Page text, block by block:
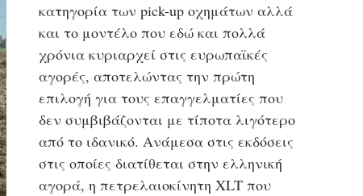
κατηγορία των pick-up οχημάτων αλλά
και το μοντέλο που εδώ και πολλά
χρόνια κυριαρχεί στις ευρωπαϊκές
αγορές, αποτελώντας την πρώτη
επιλογή για τους επαγγελματίες που
δεν συμβιβάζονται με τίποτα λιγότερο
από το ιδανικό. Ανάμεσα στις εκδόσεις
στις οποίες διατίθεται στην ελληνική
αγορά, η πετρελαιοκίνητη XLT που